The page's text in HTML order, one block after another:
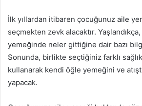
İlk yıllardan itibaren çocuğunuz aile
seçmekten zevk alacaktır.
yemeğinde neler gittiğine dair bazı
Sonunda, birlikte seçtiğiniz farklı
kullanarak kendi öğle yemeğini ve
yapacak.